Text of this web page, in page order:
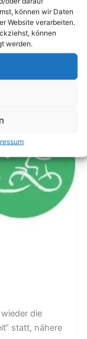
können wir Daten
Website verarbeiten.
können
werden.
die
statt, nähere